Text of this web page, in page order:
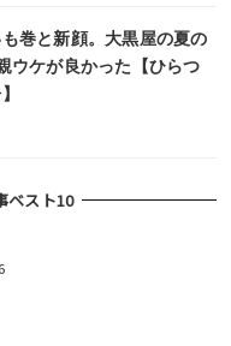
巻と新顔。大黒屋の夏の
ウケが良かった【ひらつ
ベスト10